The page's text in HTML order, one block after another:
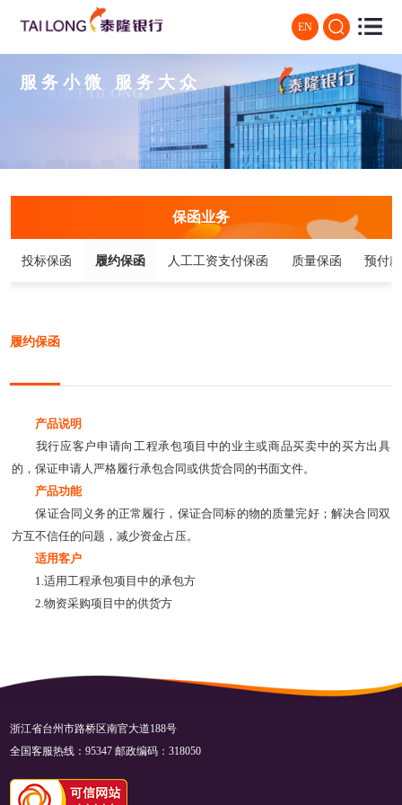
EN
服务小微 服务大众
ABOUT TAILONG
保函业务
投标保函 履约保函 人工工资支付保函 质量保函 预付
履约保函
产品说明
我行应客户申请向工程承包项目中的业主或商品买卖中的买方出具
的，保证申请人严格履行承包合同或供货合同的书面文件。
产品功能
保证合同义务的正常履行，保证合同标的物的质量完好；解决合同双
方互不信任的问题，减少资金占压。
适用客户
1.适用工程承包项目中的承包方
2.物资采购项目中的供货方
浙江省台州市路桥区南官大道188号
全国客服热线：95347 邮政编码：318050